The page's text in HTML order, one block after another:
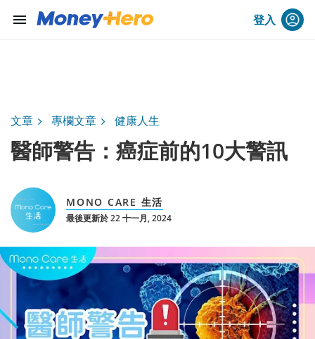
menu 登入
文章 專欄文章 健康人生
醫師警告：癌症前的10大警訊
MONO CARE 生活
最後更新於 22 十一月, 2024